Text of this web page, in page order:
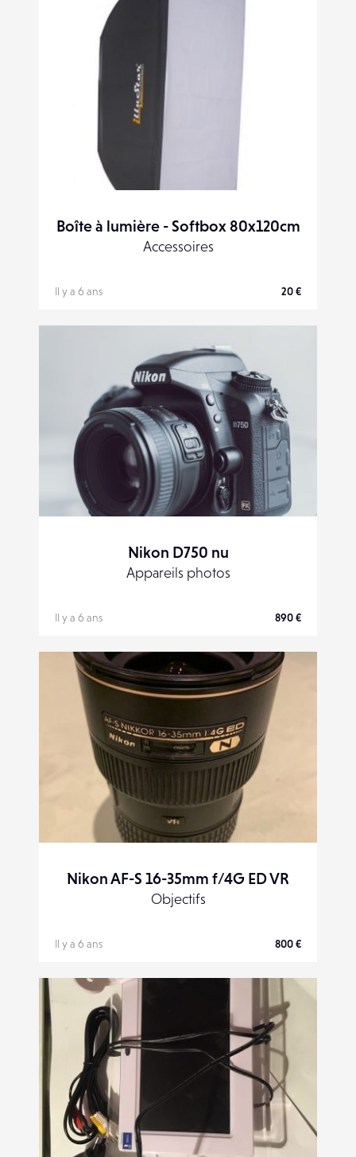
Boîte à lumière - Softbox 80x120cm
Accessoires
Il y a 6 ans 20 €
Nikon D750 nu
Appareils photos
Il y a 6 ans 890 €
Nikon AF-S 16-35mm f/4G ED VR
Objectifs
Il y a 6 ans 800 €